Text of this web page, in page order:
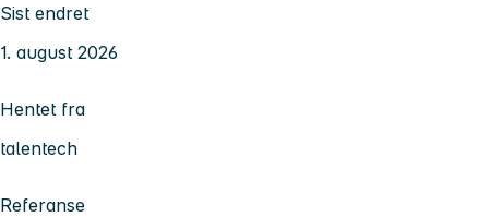
Sist endret
1. august 2026
Hentet fra
talentech
Referanse